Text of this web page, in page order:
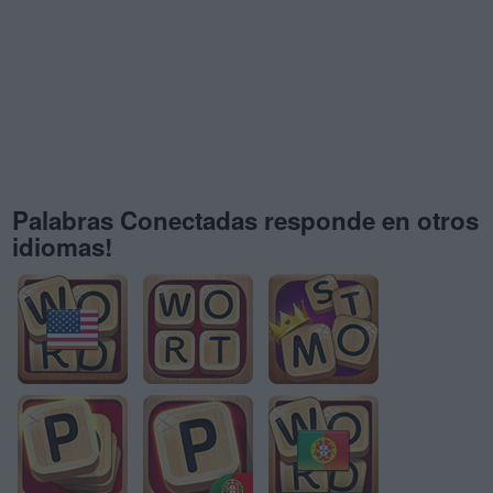
Palabras Conectadas responde en otros
idiomas!